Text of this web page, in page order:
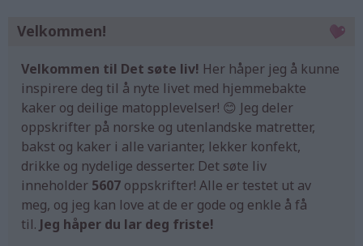
Velkommen!
Velkommen til Det søte liv! Her håper jeg å kunne
inspirere deg til å nyte livet med hjemmebakte
kaker og deilige matopplevelser! 😊 Jeg deler
oppskrifter på norske og utenlandske matretter,
bakst og kaker i alle varianter, lekker konfekt,
drikke og nydelige desserter. Det søte liv
inneholder 5607 oppskrifter! Alle er testet ut av
meg, og jeg kan love at de er gode og enkle å få
til. Jeg håper du lar deg friste!